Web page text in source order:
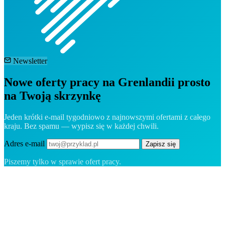
Newsletter
Nowe oferty pracy na Grenlandii prosto
na Twoją skrzynkę
Jeden krótki e-mail tygodniowo z najnowszymi ofertami z całego
kraju. Bez spamu — wypisz się w każdej chwili.
Adres e-mail Zapisz się
Piszemy tylko w sprawie ofert pracy.